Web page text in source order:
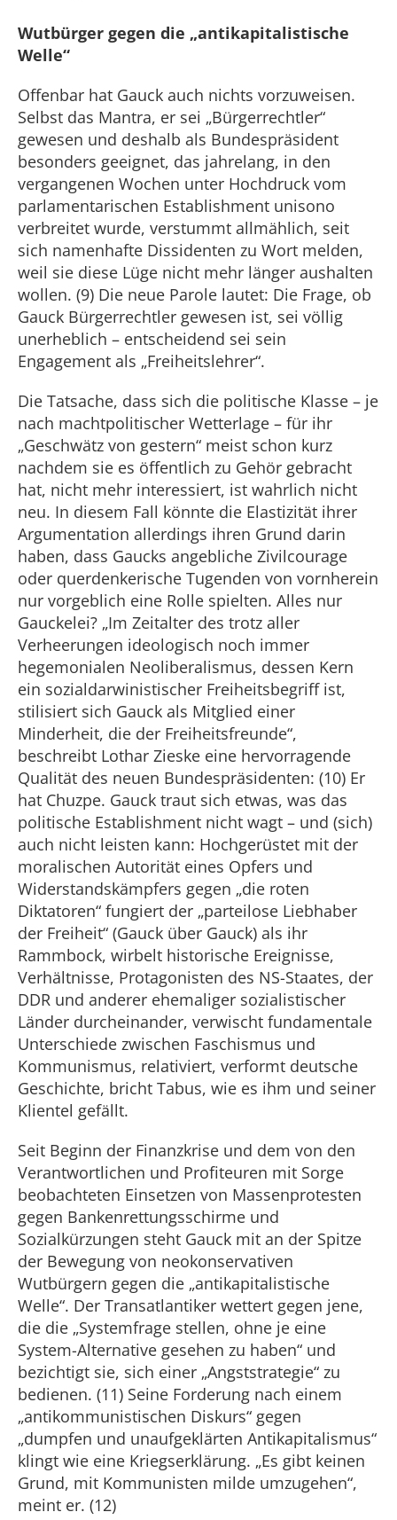
Wutbürger gegen die „antikapitalistische
Welle“
Offenbar hat Gauck auch nichts vorzuweisen.
Selbst das Mantra, er sei „Bürgerrechtler“
gewesen und deshalb als Bundespräsident
besonders geeignet, das jahrelang, in den
vergangenen Wochen unter Hochdruck vom
parlamentarischen Establishment unisono
verbreitet wurde, verstummt allmählich, seit
sich namenhafte Dissidenten zu Wort melden,
weil sie diese Lüge nicht mehr länger aushalten
wollen. (9) Die neue Parole lautet: Die Frage, ob
Gauck Bürgerrechtler gewesen ist, sei völlig
unerheblich – entscheidend sei sein
Engagement als „Freiheitslehrer“.
Die Tatsache, dass sich die politische Klasse – je
nach machtpolitischer Wetterlage – für ihr
„Geschwätz von gestern“ meist schon kurz
nachdem sie es öffentlich zu Gehör gebracht
hat, nicht mehr interessiert, ist wahrlich nicht
neu. In diesem Fall könnte die Elastizität ihrer
Argumentation allerdings ihren Grund darin
haben, dass Gaucks angebliche Zivilcourage
oder querdenkerische Tugenden von vornherein
nur vorgeblich eine Rolle spielten. Alles nur
Gauckelei? „Im Zeitalter des trotz aller
Verheerungen ideologisch noch immer
hegemonialen Neoliberalismus, dessen Kern
ein sozialdarwinistischer Freiheitsbegriff ist,
stilisiert sich Gauck als Mitglied einer
Minderheit, die der Freiheitsfreunde“,
beschreibt Lothar Zieske eine hervorragende
Qualität des neuen Bundespräsidenten: (10) Er
hat Chuzpe. Gauck traut sich etwas, was das
politische Establishment nicht wagt – und (sich)
auch nicht leisten kann: Hochgerüstet mit der
moralischen Autorität eines Opfers und
Widerstandskämpfers gegen „die roten
Diktatoren“ fungiert der „parteilose Liebhaber
der Freiheit“ (Gauck über Gauck) als ihr
Rammbock, wirbelt historische Ereignisse,
Verhältnisse, Protagonisten des NS-Staates, der
DDR und anderer ehemaliger sozialistischer
Länder durcheinander, verwischt fundamentale
Unterschiede zwischen Faschismus und
Kommunismus, relativiert, verformt deutsche
Geschichte, bricht Tabus, wie es ihm und seiner
Klientel gefällt.
Seit Beginn der Finanzkrise und dem von den
Verantwortlichen und Profiteuren mit Sorge
beobachteten Einsetzen von Massenprotesten
gegen Bankenrettungsschirme und
Sozialkürzungen steht Gauck mit an der Spitze
der Bewegung von neokonservativen
Wutbürgern gegen die „antikapitalistische
Welle“. Der Transatlantiker wettert gegen jene,
die die „Systemfrage stellen, ohne je eine
System-Alternative gesehen zu haben“ und
bezichtigt sie, sich einer „Angststrategie“ zu
bedienen. (11) Seine Forderung nach einem
„antikommunistischen Diskurs“ gegen
„dumpfen und unaufgeklärten Antikapitalismus“
klingt wie eine Kriegserklärung. „Es gibt keinen
Grund, mit Kommunisten milde umzugehen“,
meint er. (12)